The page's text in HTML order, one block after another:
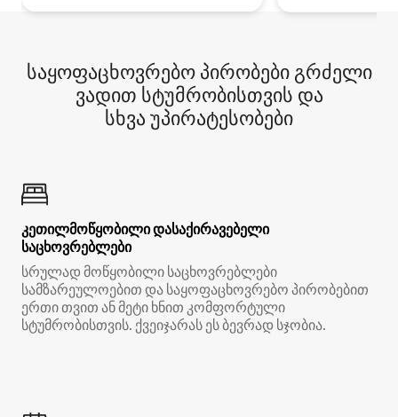
საყოფაცხოვრებო პირობები გრძელი
ვადით სტუმრობისთვის და
სხვა უპირატესობები
კეთილმოწყობილი დასაქირავებელი
საცხოვრებლები
სრულად მოწყობილი საცხოვრებლები
სამზარეულოებით და საყოფაცხოვრებო პირობებით
ერთი თვით ან მეტი ხნით კომფორტული
სტუმრობისთვის. ქვეიჯარას ეს ბევრად სჯობია.